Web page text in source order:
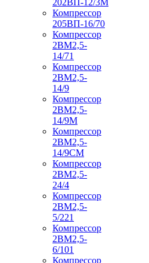
Компрессор
205ВП-16/70
Компрессор
2ВМ2,5-
14/71
Компрессор
2ВМ2,5-
14/9
Компрессор
2ВМ2,5-
14/9М
Компрессор
2ВМ2,5-
14/9СМ
Компрессор
2ВМ2,5-
24/4
Компрессор
2ВМ2,5-
5/221
Компрессор
2ВМ2,5-
6/101
Компрессор